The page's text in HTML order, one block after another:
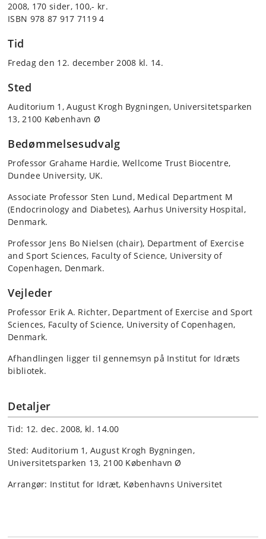
2008, 170 sider, 100,- kr.
ISBN 978 87 917 7119 4
Tid
Fredag den 12. december 2008 kl. 14.
Sted
Auditorium 1, August Krogh Bygningen, Universitetsparken
13, 2100 København Ø
Bedømmelsesudvalg
Professor Grahame Hardie, Wellcome Trust Biocentre,
Dundee University, UK.
Associate Professor Sten Lund, Medical Department M
(Endocrinology and Diabetes), Aarhus University Hospital,
Denmark.
Professor Jens Bo Nielsen (chair), Department of Exercise
and Sport Sciences, Faculty of Science, University of
Copenhagen, Denmark.
Vejleder
Professor Erik A. Richter, Department of Exercise and Sport
Sciences, Faculty of Science, University of Copenhagen,
Denmark.
Afhandlingen ligger til gennemsyn på Institut for Idræts
bibliotek.
Detaljer
Tid: 12. dec. 2008, kl. 14.00
Sted: Auditorium 1, August Krogh Bygningen,
Universitetsparken 13, 2100 København Ø
Arrangør: Institut for Idræt, Københavns Universitet